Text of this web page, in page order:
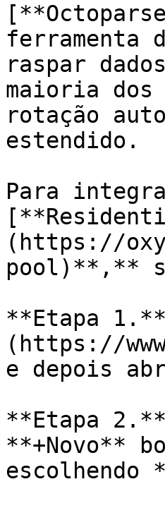
ferramenta
raspar
maioria
rotação
estendido.
Para
(https://
pool)**,**
**Etapa
(https://
e depois
**Etapa
**+Novo**
escolhendo